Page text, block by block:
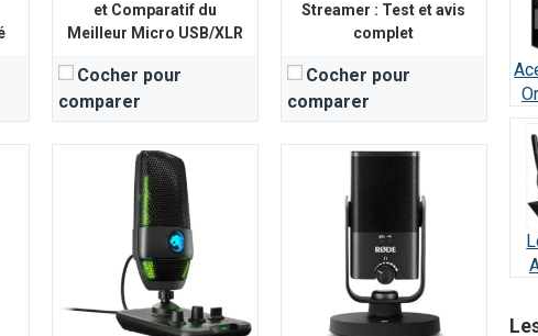
et Comparatif du
Meilleur Micro USB/XLR
Cocher pour
comparer
Streamer : Test et avis
complet
Cocher pour
comparer
Type de Micro:Microphone à condensateur cardioïde à grande membrane
Réponse en Fréquence:
View Details →